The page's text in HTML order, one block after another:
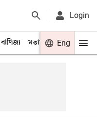
Login
বাণিজ্য মতামত খেলা
Eng